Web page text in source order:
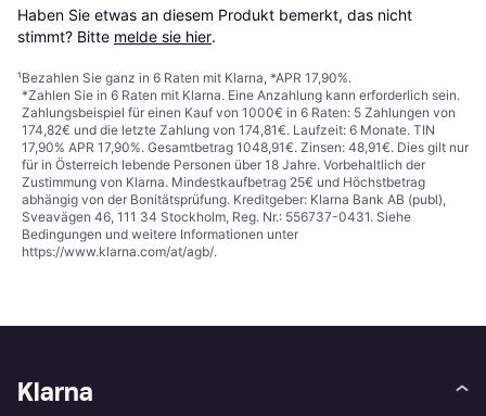
Haben Sie etwas an diesem Produkt bemerkt, das nicht
stimmt? Bitte melde sie hier.
¹Bezahlen Sie ganz in 6 Raten mit Klarna, *APR 17,90%.
*Zahlen Sie in 6 Raten mit Klarna. Eine Anzahlung kann erforderlich sein.
Zahlungsbeispiel für einen Kauf von 1000€ in 6 Raten: 5 Zahlungen von
174,82€ und die letzte Zahlung von 174,81€. Laufzeit: 6 Monate. TIN
17,90% APR 17,90%. Gesamtbetrag 1048,91€. Zinsen: 48,91€. Dies gilt nur
für in Österreich lebende Personen über 18 Jahre. Vorbehaltlich der
Zustimmung von Klarna. Mindestkaufbetrag 25€ und Höchstbetrag
abhängig von der Bonitätsprüfung. Kreditgeber: Klarna Bank AB (publ),
Sveavägen 46, 111 34 Stockholm, Reg. Nr.: 556737-0431. Siehe
Bedingungen und weitere Informationen unter
https://www.klarna.com/at/agb/.
Klarna